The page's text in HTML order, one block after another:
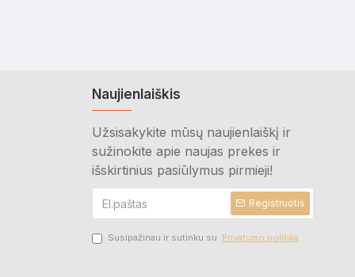
Naujienlaiškis
Užsisakykite mūsų naujienlaiškį ir
sužinokite apie naujas prekes ir
išskirtinius pasiūlymus pirmieji!
Registruotis
Susipažinau ir sutinku su Privatumo politika